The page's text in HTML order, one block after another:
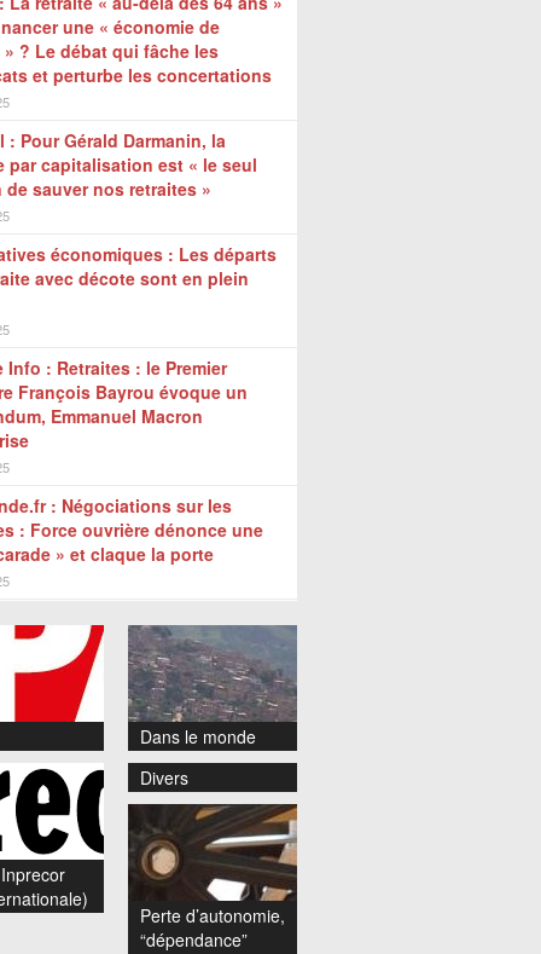
une « économie de
» ? Le débat qui fâche les
et perturbe les concertations
: Pour Gérald Darmanin, la
par capitalisation est « le seul
de sauver nos retraites »
économiques : Les départs
avec décote sont en plein
Info : Retraites : le Premier
François Bayrou évoque un
Emmanuel Macron
: Négociations sur les
: Force ouvrière dénonce une
» et claque la porte
Dans le monde
Divers
Perte d’autonomie,
“dépendance”